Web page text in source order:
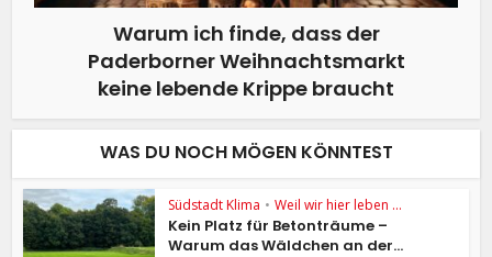
Warum ich finde, dass der
Paderborner Weihnachtsmarkt
keine lebende Krippe braucht
WAS DU NOCH MÖGEN KÖNNTEST
Südstadt Klima • Weil wir hier leben ...
Kein Platz für Betonträume –
Warum das Wäldchen an der...